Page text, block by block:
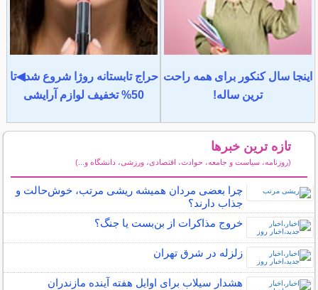
اینجا سال کنکور برای همه راحت
ترین ساله!
حراج تابستانه روژا شروع شد◀تا
50% تخفیف لوازم آرایشی
تازه ترین خبرها
(روزنامه، سیاست و جامعه، حوادث، اقتصادی، ورزشی، دانشگاه و...)
چرا بعضی مردان همیشه ریشی مرتب، خوش‌حالت و
جذاب دارند؟
خروج مذاکرات از بن‌بست یا جنگ؟
زلزله در شرق تهران
هشدار سیلاب برای اوایل هفته آینده مازندران